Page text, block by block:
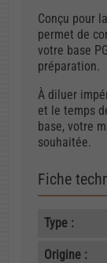
Conçu pour
permet de
votre base
préparation.
À diluer
et le temps
base, votre
souhaitée.
Fiche
Type :
Origine :